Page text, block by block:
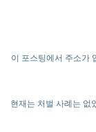
이 포스팅에서 주소가
현재는 처벌 사례는 없